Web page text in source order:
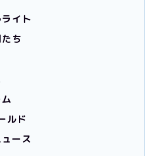
イト
ち
ルド
ース